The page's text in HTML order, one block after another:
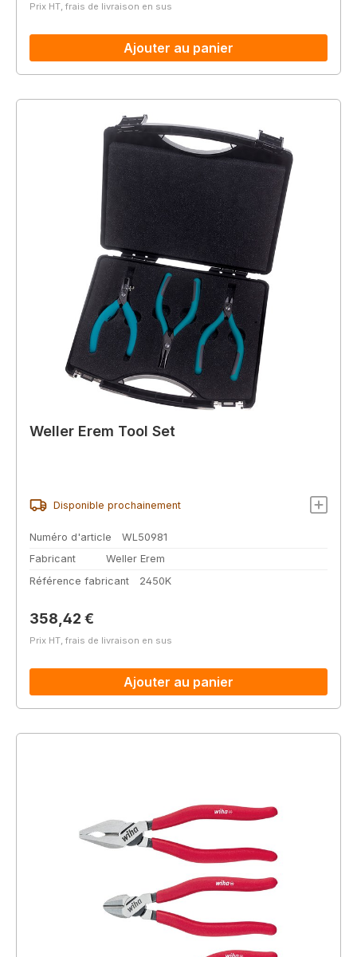
Prix HT, frais de livraison en sus
Ajouter au panier
Weller Erem Tool Set
Disponible prochainement
Numéro d'article
WL50981
Fabricant
Weller Erem
Référence fabricant
2450K
Prix régulier :
358,42 €
Prix HT, frais de livraison en sus
Ajouter au panier